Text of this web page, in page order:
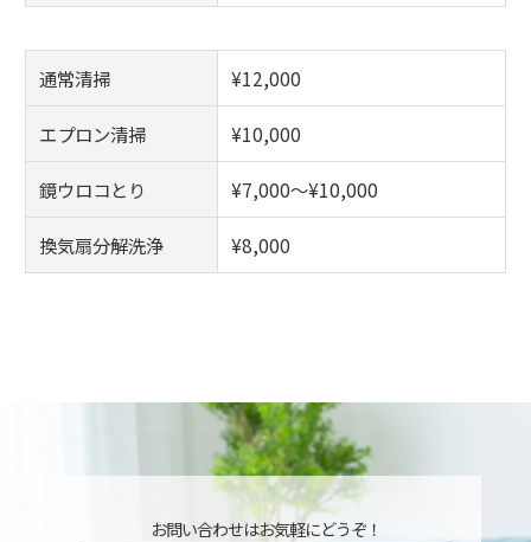
通常清掃 ¥12,000
エプロン清掃 ¥10,000
鏡ウロコとり ¥7,000～¥10,000
換気扇分解洗浄 ¥8,000
お問い合わせはお気軽にどうぞ！